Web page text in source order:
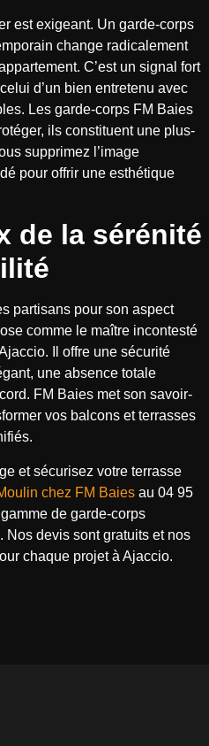
est exigeant. Un garde-corps
change radicalement
C’est un signal fort
d’un bien entretenu avec
Les garde-corps FM Baies
ils constituent une plus-
supprimez l’image
pour offrir une esthétique
de la sérénité
partisans pour son aspect
comme le maître incontesté
Il offre une sécurité
une absence totale
FM Baies met son savoir-
vos balcons et terrasses
et sécurisez votre terrasse
chez FM Baies au 04 95
de garde-corps
Nos devis sont gratuits et nos
chaque projet à Ajaccio.